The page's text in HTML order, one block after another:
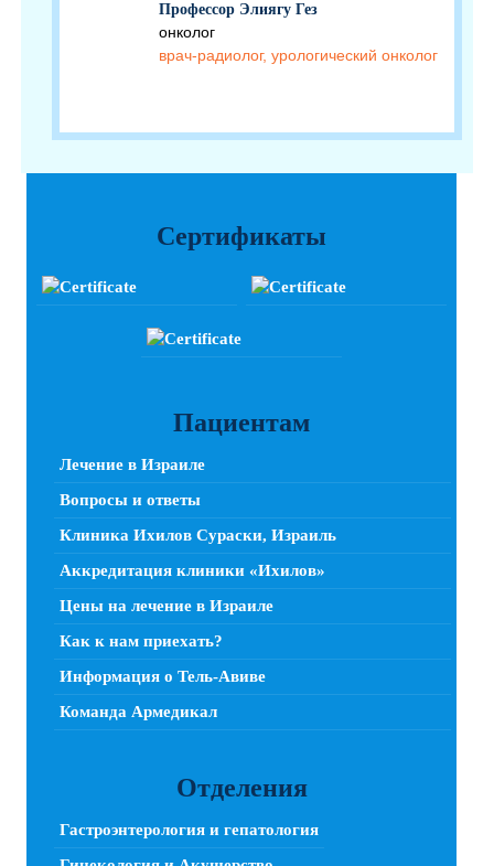
Профессор Элиягу Гез
онколог
врач-радиолог, урологический онколог
Сертификаты
Пациентам
Лечение в Израиле
Вопросы и ответы
Клиника Ихилов Сураски, Израиль
Аккредитация клиники «Ихилов»
Цены на лечение в Израиле
Как к нам приехать?
Информация о Тель-Авиве
Команда Армедикал
Отделения
Гастроэнтерология и гепатология